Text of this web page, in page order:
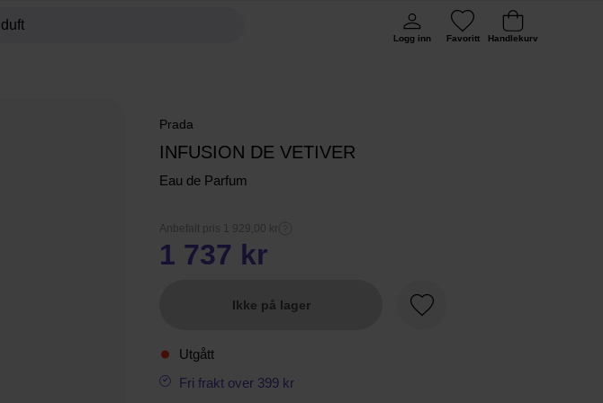
Logg inn Favoritt Handlekurv
Prada
INFUSION DE VETIVER
Eau de Parfum
Anbefalt pris 1 929,00 kr
1 737 kr
Ikke på lager
Favoritt
Utgått
Fri frakt over 399 kr